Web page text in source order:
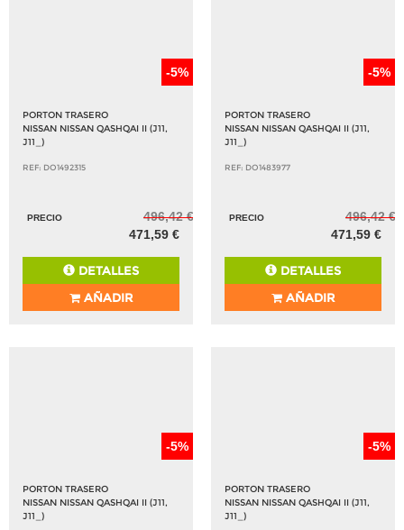
-5%
PORTON TRASERO
NISSAN NISSAN QASHQAI II (J11,
J11_)
REF: DO1492315
PRECIO
496,42 €
471,59 €
DETALLES
AÑADIR
-5%
PORTON TRASERO
NISSAN NISSAN QASHQAI II (J11,
J11_)
REF: DO1483977
PRECIO
496,42 €
471,59 €
DETALLES
AÑADIR
-5%
PORTON TRASERO
NISSAN NISSAN QASHQAI II (J11,
J11_)
-5%
PORTON TRASERO
NISSAN NISSAN QASHQAI II (J11,
J11_)